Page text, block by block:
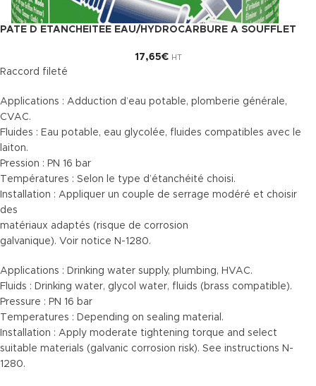
PATE D ETANCHEITEE EAU/HYDROCARBURE A SOUFFLET
17,65€ HT
Raccord fileté
Applications : Adduction d’eau potable, plomberie générale,
CVAC.
Fluides : Eau potable, eau glycolée, fluides compatibles avec le
laiton.
Pression : PN 16 bar
Températures : Selon le type d’étanchéité choisi.
Installation : Appliquer un couple de serrage modéré et choisir
des
matériaux adaptés (risque de corrosion
galvanique). Voir notice N-1280.
Applications : Drinking water supply, plumbing, HVAC.
Fluids : Drinking water, glycol water, fluids (brass compatible).
Pressure : PN 16 bar
Temperatures : Depending on sealing material.
Installation : Apply moderate tightening torque and select
suitable materials (galvanic corrosion risk). See instructions N-
1280.